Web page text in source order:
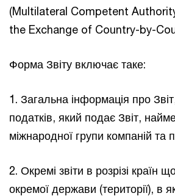
(Multilateral Competent
the Exchange of Country-by-
Форма Звіту включає таке:
1. Загальна інформація про
податків, який подає Звіт,
міжнародної групи компаній та
2. Окремі звіти в розрізі країн
окремої держави (території), в